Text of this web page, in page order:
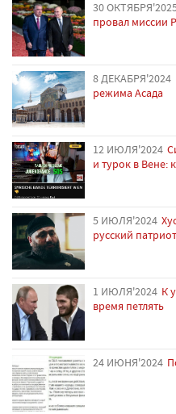
30
провал миссии
8 ДЕКАБРЯ'2024
режима Асада
12 ИЮЛЯ'2024
и турок в Вене:
5 ИЮЛЯ'2024
русский
1 ИЮЛЯ'2024 К
время петлять
24 ИЮНЯ'2024